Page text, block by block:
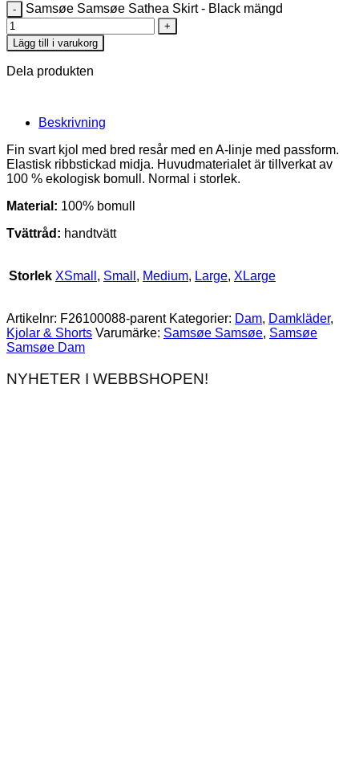
Samsøe Samsøe Sathea Skirt - Black mängd
Lägg till i varukorg
Dela produkten
Beskrivning
Fin svart kjol med bred resår med en A-linje med passform.
Elastisk ribbstickad midja. Huvudmaterialet är tillverkat av
100 % ekologisk bomull. Normal i storlek.
Material: 100% bomull
Tvättråd: handtvätt
Storlek XSmall , Small , Medium, Large, XLarge
Artikelnr: F26100088-parent Kategorier: Dam, Damkläder,
Kjolar & Shorts Varumärke: Samsøe Samsøe, Samsøe
Samsøe Dam
NYHETER I WEBBSHOPEN!